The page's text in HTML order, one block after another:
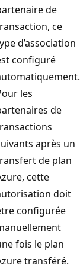
de
ce
d’association
configuré
les
de
après un
de plan
cette
doit
configurée
fois le plan
transféré.